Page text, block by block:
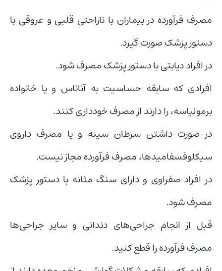
مصرف فرآورده در بیماران با ناراحتی قلبی و عروقی با
دستور پزشک صورت گیرد.
در افراد دیابتی با دستور پزشک مصرف شود.
افرادی که سابقه حساسیت به آناناس و یا خانواده
برمولیاسه، را دارند از مصرف خودداری کنند.
در صورت داشتن سرطان سینه و یا مصرف داروی
سیکلوفسفامیدها، مصرف فرآورده مجاز نیست.
در افراد صفراوی و دارای سنگ مثانه با دستور پزشک
مصرف شود.
قبل از انجام جراحی‌های دندانی و سایر جراحی‌ها
مصرف فرآورده را قطع کنید.